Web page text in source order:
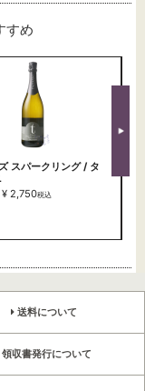
すめ
スパークリング / タ
2,750税込
送料について
領収書発行について